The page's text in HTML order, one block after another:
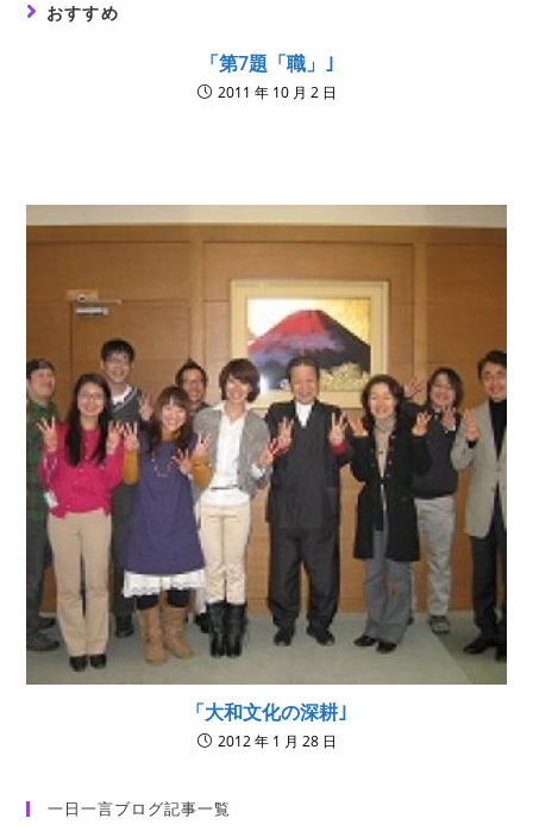
おすすめ
「第7題「職」｣
2011 年 10 月 2 日
「大和文化の深耕｣
2012 年 1 月 28 日
一日一言ブログ記事一覧